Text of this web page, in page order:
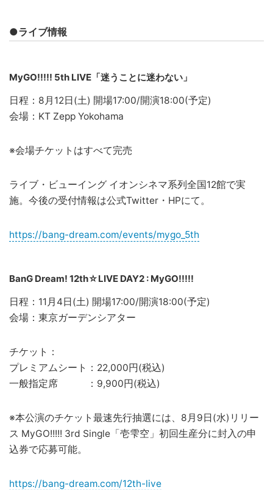
●ライブ情報
MyGO!!!!! 5th LIVE「迷うことに迷わない」
日程：8月12日(土) 開場17:00/開演18:00(予定)
会場：KT Zepp Yokohama
※会場チケットはすべて完売
ライブ・ビューイング イオンシネマ系列全国12館で実
施。今後の受付情報は公式Twitter・HPにて。
https://bang-dream.com/events/mygo_5th
BanG Dream! 12th☆LIVE DAY2 : MyGO!!!!!
日程：11月4日(土) 開場17:00/開演18:00(予定)
会場：東京ガーデンシアター
チケット：
プレミアムシート：22,000円(税込)
一般指定席 ：9,900円(税込)
※本公演のチケット最速先行抽選には、8月9日(水)リリー
ス MyGO!!!!! 3rd Single「壱雫空」初回生産分に封入の申
込券で応募可能。
https://bang-dream.com/12th-live